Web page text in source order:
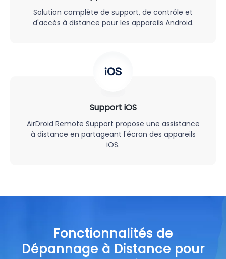
Solution complète de support, de contrôle et
d'accès à distance pour les appareils Android.
Support iOS
AirDroid Remote Support propose une assistance
à distance en partageant l'écran des appareils
iOS.
Fonctionnalités de
Dépannage à Distance pour